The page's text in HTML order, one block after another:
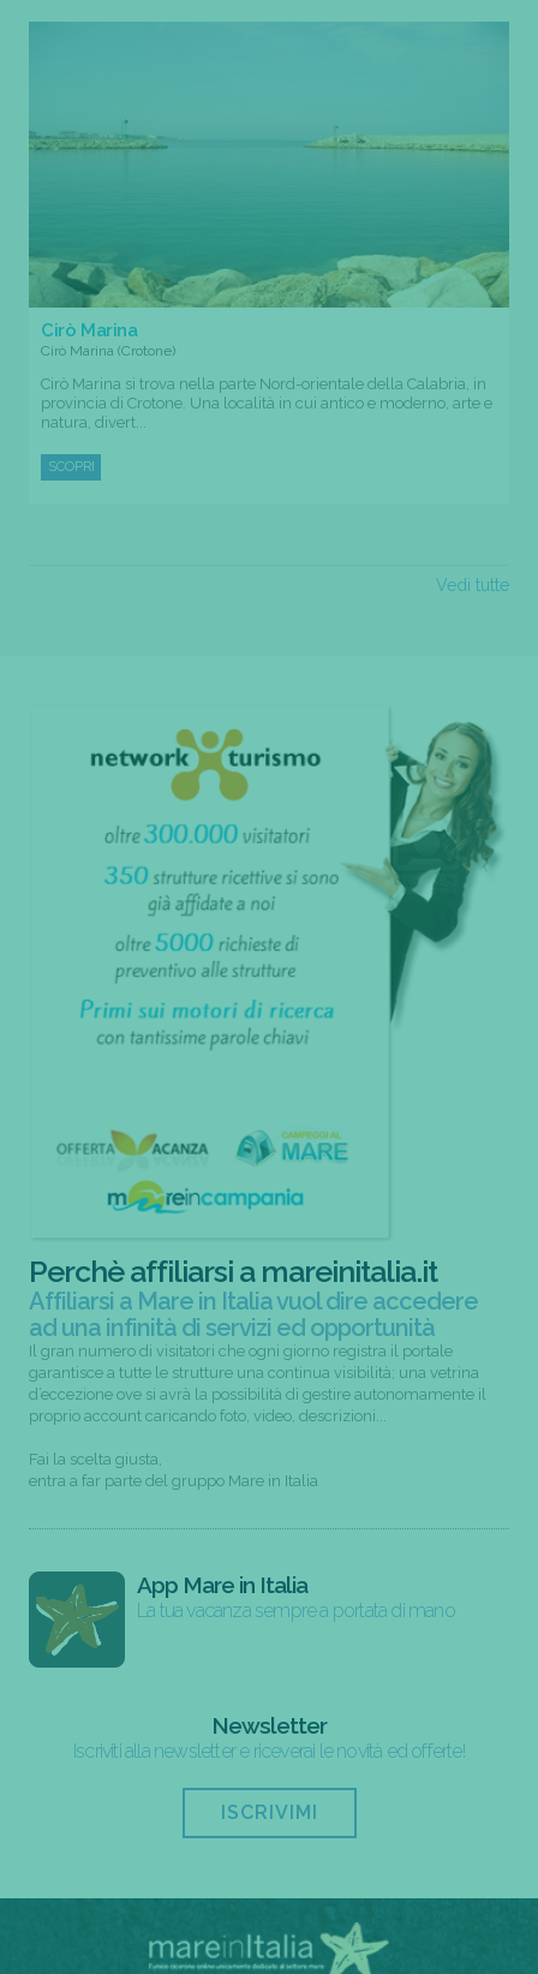
Cirò Marina
Cirò Marina (Crotone)
Cirò Marina si trova nella parte Nord-orientale della Calabria, in
provincia di Crotone. Una località in cui antico e moderno, arte e
natura, divert...
SCOPRI
Vedi tutte
Perchè affiliarsi a mareinitalia.it
Affiliarsi a Mare in Italia vuol dire accedere
ad una infinità di servizi ed opportunità
Il gran numero di visitatori che ogni giorno registra il portale
garantisce a tutte le strutture una continua visibilità; una vetrina
d’eccezione ove si avrà la possibilità di gestire autonomamente il
proprio account caricando foto, video, descrizioni...
Fai la scelta giusta,
entra a far parte del gruppo Mare in Italia
App Mare in Italia
La tua vacanza sempre a portata di mano
Newsletter
Iscriviti alla newsletter e riceverai le novità ed offerte!
ISCRIVIMI